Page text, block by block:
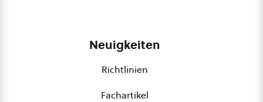
Neuigkeiten
Richtlinien
Fachartikel